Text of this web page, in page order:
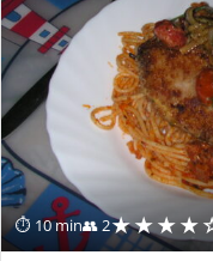
⏱ 10 min👥 2